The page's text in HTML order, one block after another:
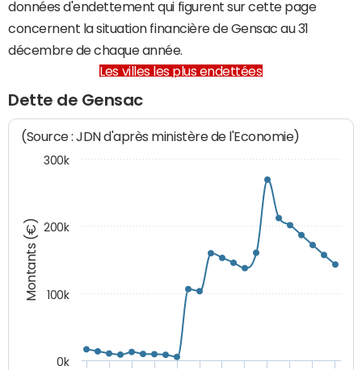
données d'endettement qui figurent sur cette page
concernent la situation financière de Gensac au 31
décembre de chaque année.
Les villes les plus endettées
Dette de Gensac
Montants (€)
(Source : JDN d'après ministère de l'Economie)
0k
100k
200k
300k